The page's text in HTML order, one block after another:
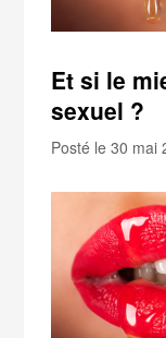
Et si le
sexuel ?
Posté le 30 mai